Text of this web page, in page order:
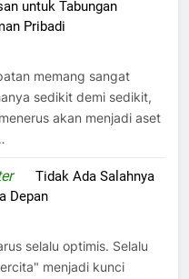
untuk Tabungan
Pribadi
memang sangat
sedikit demi sedikit,
akan menjadi aset
onTidak Ada Salahnya
Depan
selalu optimis. Selalu
menjadi kunci